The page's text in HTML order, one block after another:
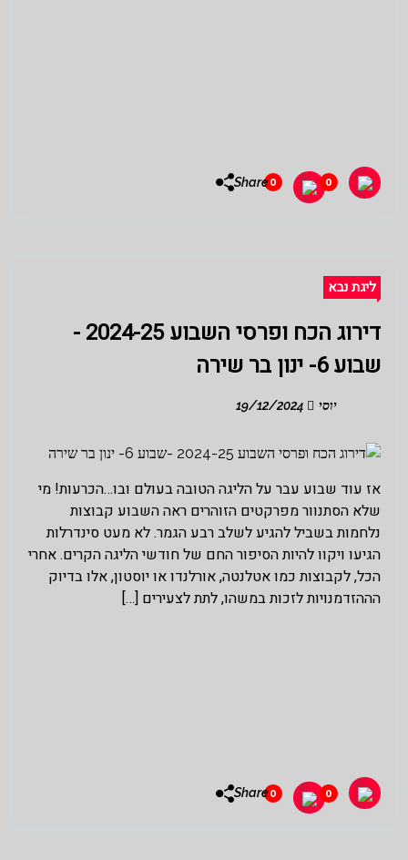
0
0
Share
ליגת נבא
דירוג הכח ופרסי השבוע 2024-25 -
שבוע 6- ינון בר שירה
יוסי
אז עוד שבוע עבר על הליגה הטובה בעולם ובו…הכרעות! מי
שלא הסתנוור מפרקטים הזוהרים ראה השבוע קבוצות
נלחמות בשביל להגיע לשלב רבע הגמר. לא מעט סינדרלות
הגיעו ויקוו להיות הסיפור החם של חודשי הליגה הקרים. אחרי
הכל, לקבוצות כמו אטלנטה, אורלנדו או יוסטון, אלו בדיוק
הההזדמנויות לזכות במשהו, לתת לצעירים […]
0
0
Share